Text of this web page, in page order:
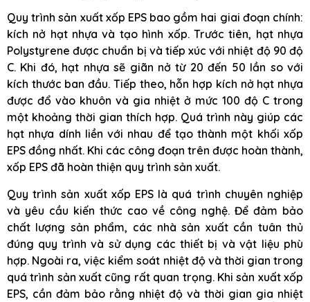
Quy trình sản xuất xốp EPS bao gồm hai giai đoạn chính:
kích nở hạt nhựa và tạo hình xốp. Trước tiên, hạt nhựa
Polystyrene được chuẩn bị và tiếp xúc với nhiệt độ 90 độ
C. Khi đó, hạt nhựa sẽ giãn nở từ 20 đến 50 lần so với
kích thước ban đầu. Tiếp theo, hỗn hợp kích nở hạt nhựa
được đổ vào khuôn và gia nhiệt ở mức 100 độ C trong
một khoảng thời gian thích hợp. Quá trình này giúp các
hạt nhựa dính liền với nhau để tạo thành một khối xốp
EPS đồng nhất. Khi các công đoạn trên được hoàn thành,
xốp EPS đã hoàn thiện quy trình sản xuất.
Quy trình sản xuất xốp EPS là quá trình chuyên nghiệp
và yêu cầu kiến thức cao về công nghệ. Để đảm bảo
chất lượng sản phẩm, các nhà sản xuất cần tuân thủ
đúng quy trình và sử dụng các thiết bị và vật liệu phù
hợp. Ngoài ra, việc kiểm soát nhiệt độ và thời gian trong
quá trình sản xuất cũng rất quan trọng. Khi sản xuất xốp
EPS, cần đảm bảo rằng nhiệt độ và thời gian gia nhiệt